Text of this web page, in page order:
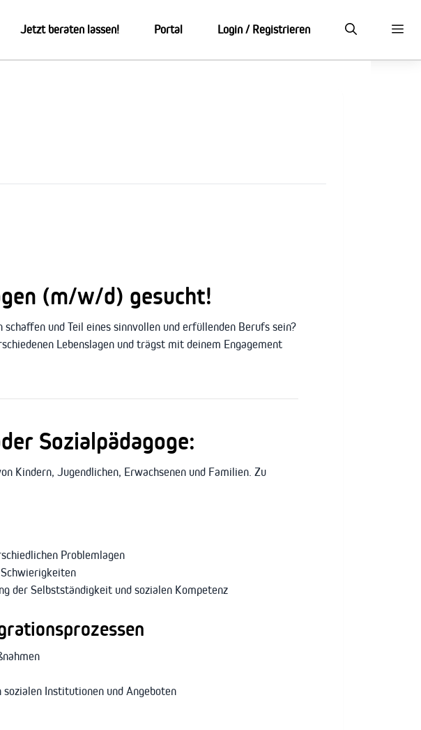
Jetzt beraten lassen! Portal Login / Registrieren
(m/w/d) gesucht!
und Teil eines sinnvollen und erfüllenden Berufs sein?
Lebenslagen und trägst mit deinem Engagement
Sozialpädagoge:
Kindern, Jugendlichen, Erwachsenen und Familien. Zu
Problemlagen
der Selbstständigkeit und sozialen Kompetenz
Institutionen und Angeboten